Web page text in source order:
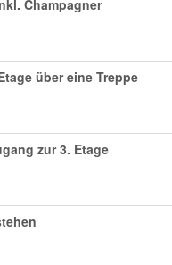
Champagner
über eine Treppe
zur 3. Etage